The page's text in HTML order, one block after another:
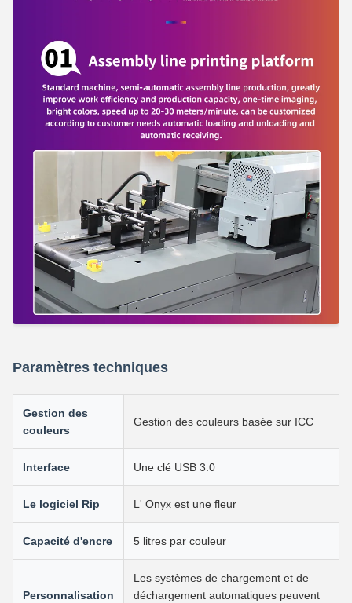
Paramètres techniques
Gestion des
couleurs
Gestion des couleurs basée sur ICC
Interface Une clé USB 3.0
Le logiciel Rip L' Onyx est une fleur
Capacité d'encre 5 litres par couleur
Personnalisation
Les systèmes de chargement et de
déchargement automatiques peuvent